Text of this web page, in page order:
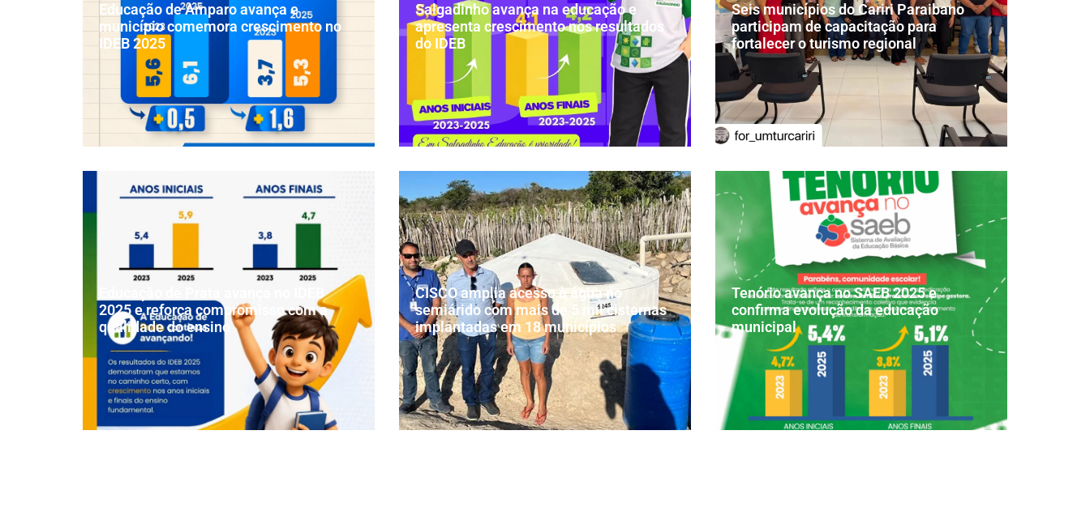
Educação de Amparo avança e
município comemora crescimento no
IDEB 2025
Salgadinho avança na educação e
apresenta crescimento nos resultados
do IDEB
Seis municípios do Cariri Paraibano
participam de capacitação para
fortalecer o turismo regional
Educação de Prata avança no IDEB
2025 e reforça compromisso com a
qualidade do ensino
CISCO amplia acesso à água no
semiárido com mais de 5 mil cisternas
implantadas em 18 municípios
Tenório avança no SAEB 2025 e
confirma evolução da educação
municipal